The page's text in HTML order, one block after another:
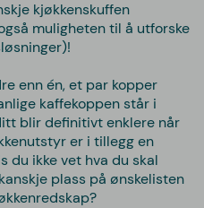
kjøkkenskuffen
muligheten til å utforske
enn én, et par kopper
kaffekoppen står i
blir definitivt enklere når
er i tillegg en
du ikke vet hva du skal
plass på ønskelisten